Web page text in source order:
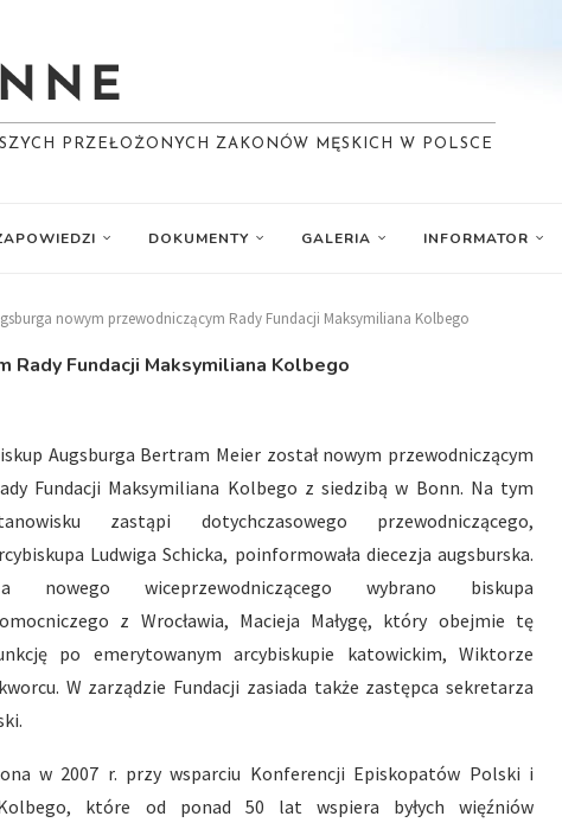
PRZEŁOŻONYCH ZAKONÓW MĘSKICH W POLSCE
DOKUMENTY GALERIA INFORMATOR
nowym przewodniczącym Rady Fundacji Maksymiliana Kolbego
Rady Fundacji Maksymiliana Kolbego
Augsburga Bertram Meier został nowym przewodniczącym
Fundacji Maksymiliana Kolbego z siedzibą w Bonn. Na tym
zastąpi dotychczasowego przewodniczącego,
Ludwiga Schicka, poinformowała diecezja augsburska.
nowego wiceprzewodniczącego wybrano biskupa
z Wrocławia, Macieja Małygę, który obejmie tę
po emerytowanym arcybiskupie katowickim, Wiktorze
W zarządzie Fundacji zasiada także zastępca sekretarza
w 2007 r. przy wsparciu Konferencji Episkopatów Polski i
które od ponad 50 lat wspiera byłych więźniów